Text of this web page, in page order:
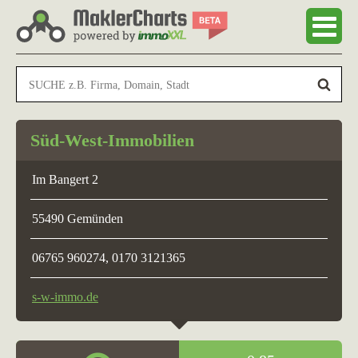
Süd-West-Immobilien
Im Bangert 2
55490 Gemünden
06765 960274, 0170 3121365
s-w-immo.de